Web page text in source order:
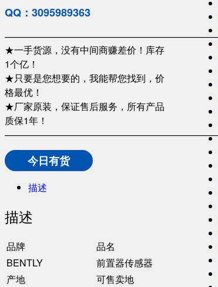
QQ：3095989363
★一手货源，没有中间商赚差价！库存
1个亿！
★只要是您想要的，我能帮您找到，价
格最优！
★厂家原装，保证售后服务，所有产品
质保1年！
今日有货
描述
描述
品牌 品名
BENTLY
前置器传感器
产地
可售卖地